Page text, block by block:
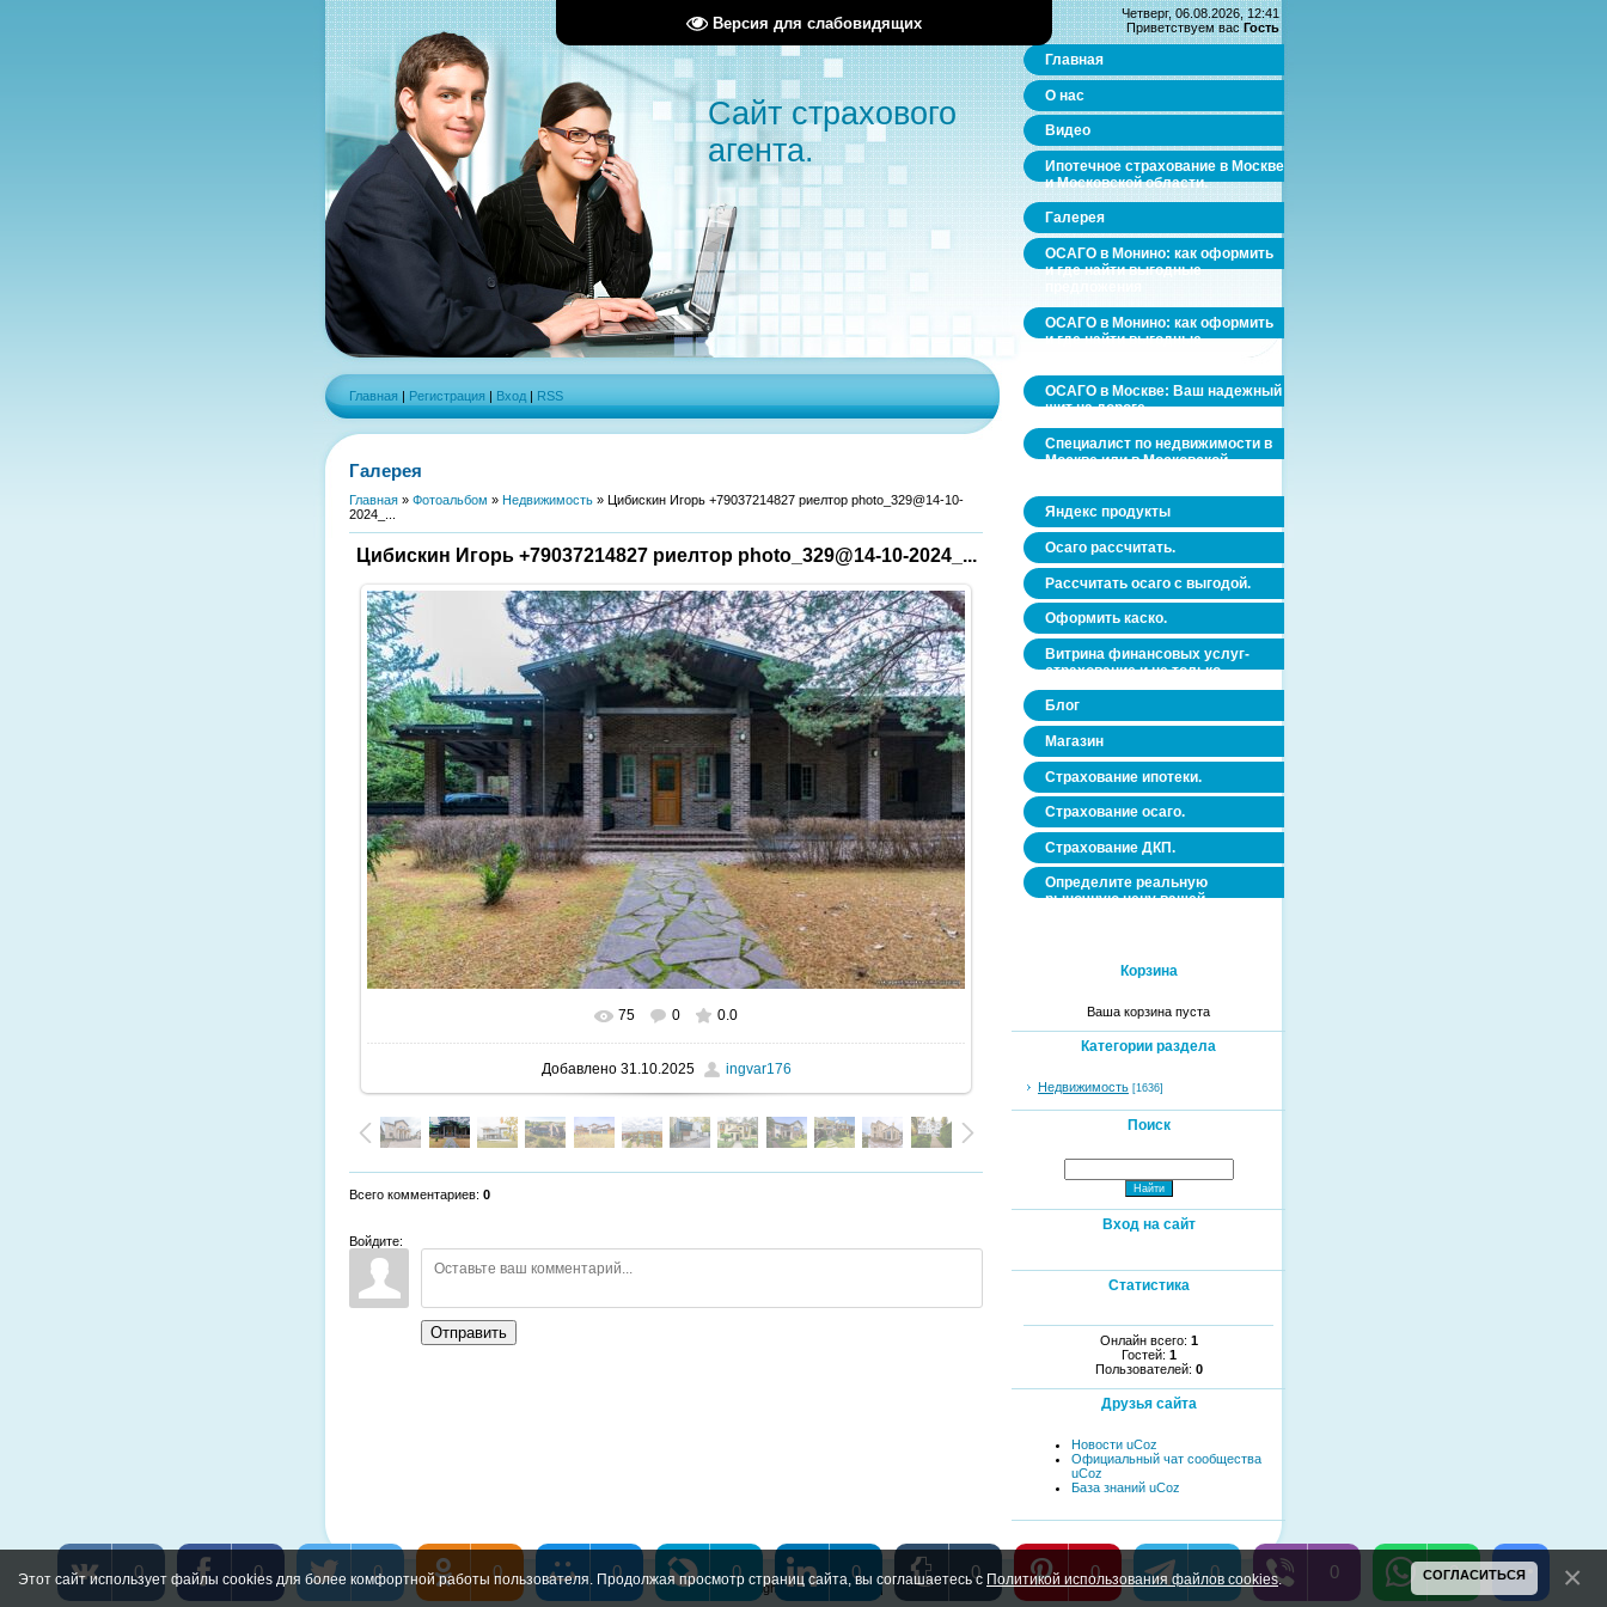
Версия для слабовидящих
Сайт страхового
агента.
Главная | Регистрация | Вход | RSS
Галерея
Главная » Фотоальбом » Недвижимость » Цибискин Игорь +79037214827 риелтор photo_329@14-10-
2024_...
Цибискин Игорь +79037214827 риелтор photo_329@14-10-2024_...
В реальном размере 1600x1067
75 0 0.0
Добавлено31.10.2025 ingvar176
Всего комментариев: 0
Войдите:
Отправить
Четверг, 06.08.2026, 12:41
Приветствуем вас Гость
Главная
О нас
Видео
Ипотечное страхование в Москве
и Московской области.
Галерея
ОСАГО в Монино: как оформить
и где найти выгодные
ОСАГО в Монино: как оформить
и где найти выгодные
ОСАГО в Москве: Ваш надежный
щит на дороге
Специалист по недвижимости в
Москве или в Московской
Яндекс продукты
Осаго рассчитать.
Рассчитать осаго с выгодой.
Оформить каско.
Витрина финансовых услуг-
страхование и не только.
Блог
Магазин
Страхование ипотеки.
Страхование осаго.
Страхование ДКП.
Определите реальную
рыночную цену вашей
Корзина
Ваша корзина пуста
Категории раздела
Недвижимость [1636]
Поиск
Вход на сайт
Статистика
Онлайн всего: 1
Гостей: 1
Пользователей: 0
Друзья сайта
Новости uCoz
Официальный чат сообщества
uCoz
База знаний uCoz
Copyright MyCorp © 2026 |
0 0 0 0 0 0 0 0 0 0 0 0
Этот сайт использует файлы cookies для более комфортной работы пользователя. Продолжая просмотр страниц сайта, вы соглашаетесь с Политикой использования файлов cookies. СОГЛАСИТЬСЯ